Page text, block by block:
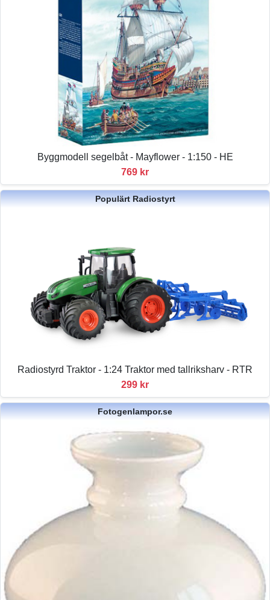
Byggmodell segelbåt - Mayflower - 1:150 - HE
769 kr
Populärt Radiostyrt
Radiostyrd Traktor - 1:24 Traktor med tallriksharv - RTR
299 kr
Fotogenlampor.se